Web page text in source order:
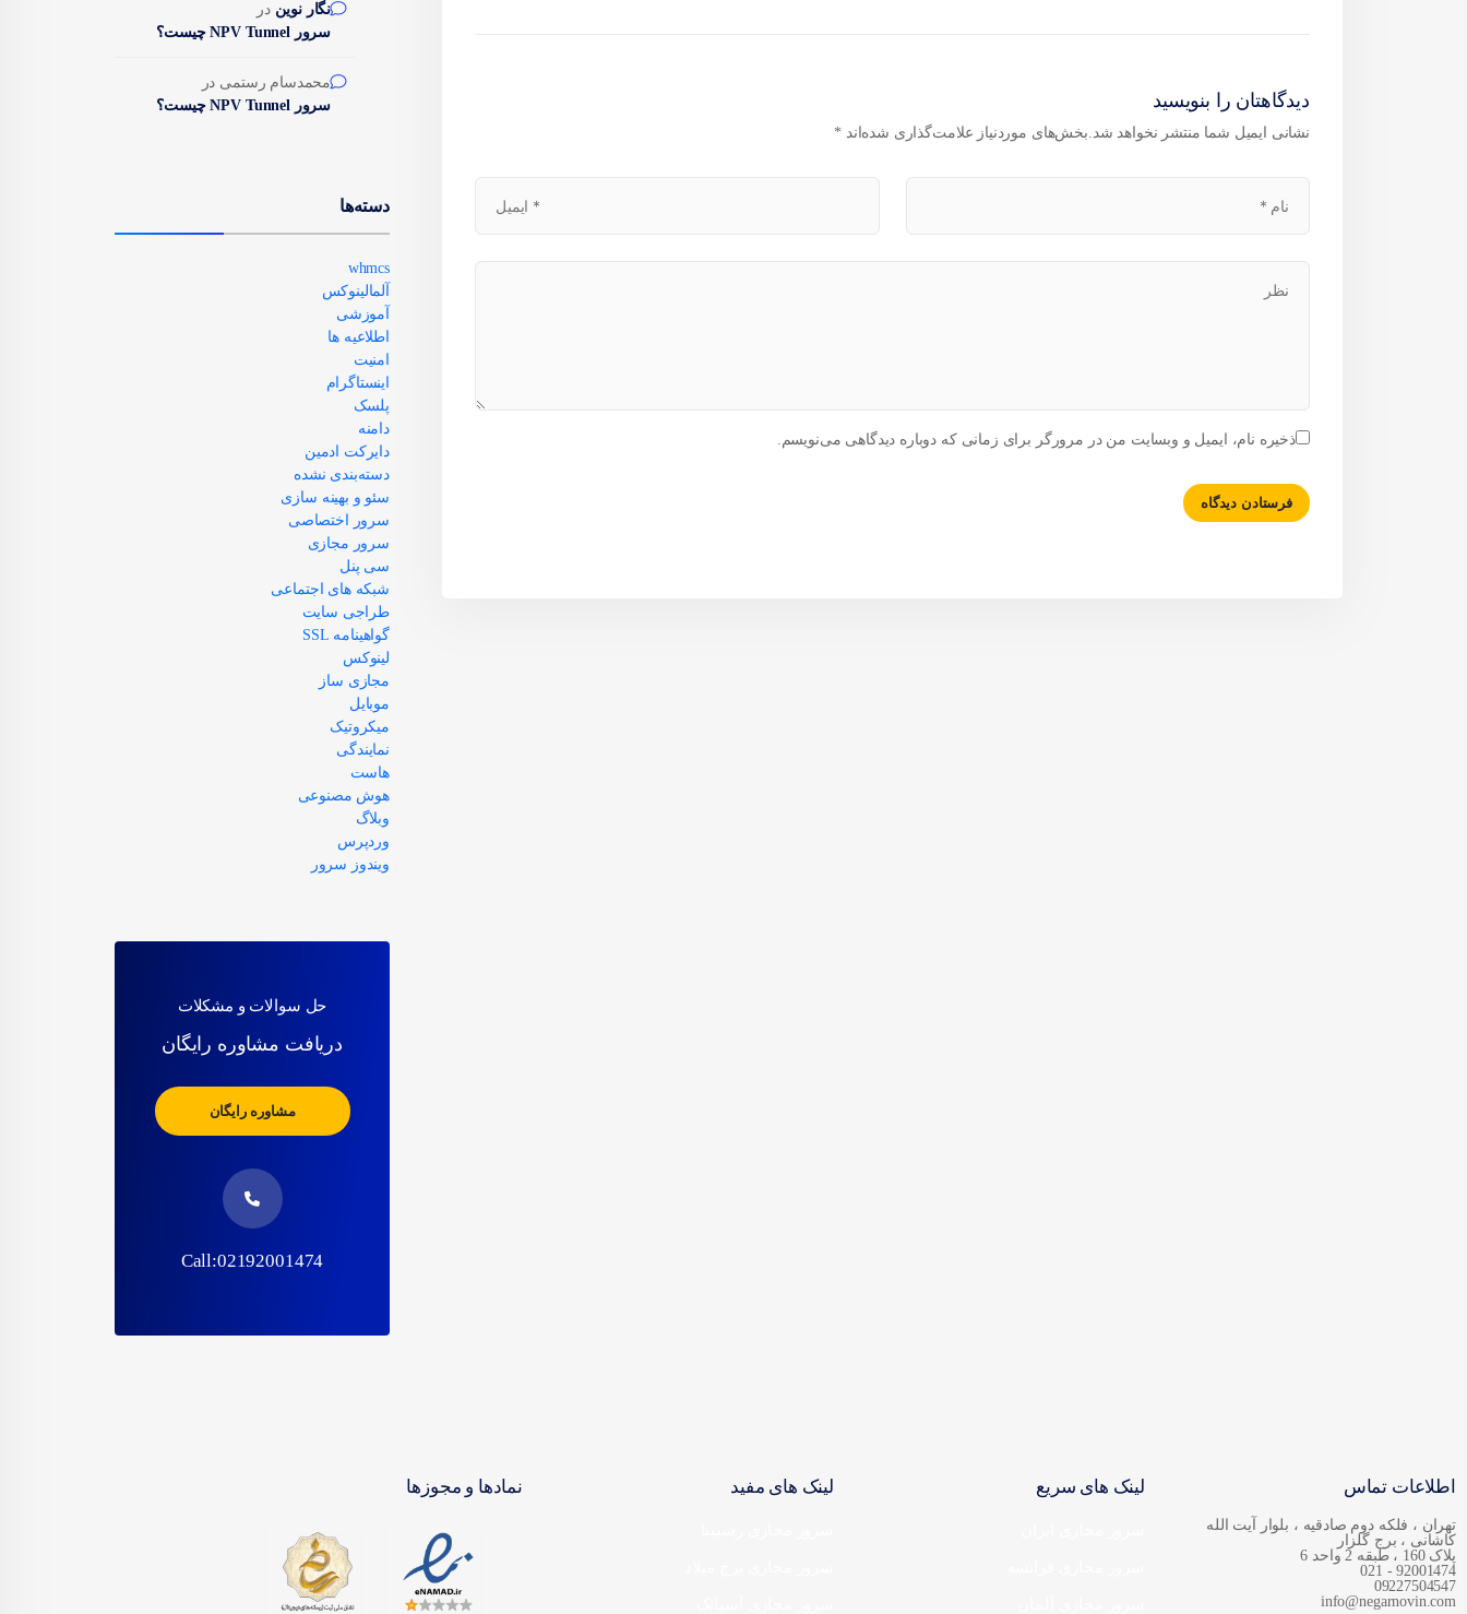
دیدگاهتان را بنویسید
نشانی ایمیل شما منتشر نخواهد شد.بخش‌های موردنیاز علامت‌گذاری شده‌اند *
ذخیره نام، ایمیل و وبسایت من در مرورگر برای زمانی که دوباره دیدگاهی می‌نویسم.
نگار نوین در
سرور NPV Tunnel چیست؟
محمدسام رستمی در
سرور NPV Tunnel چیست؟
دسته‌ها
whmcs
آلمالینوکس
آموزشی
اطلاعیه ها
امنیت
اینستاگرام
پلسک
دامنه
دایرکت ادمین
دسته‌بندی نشده
سئو و بهینه سازی
سرور اختصاصی
سرور مجازی
سی پنل
شبکه های اجتماعی
طراجی سایت
گواهینامه SSL
لینوکس
مجازی ساز
موبایل
میکروتیک
نمایندگی
هاست
هوش مصنوعی
وبلاگ
وردپرس
ویندوز سرور
حل سوالات و مشکلات
دریافت مشاوره رایگان
مشاوره رایگان
Call:02192001474
اطلاعات تماس
تهران ، فلکه دوم صادقیه ، بلوار آیت الله
کاشانی ، برج گلزار
پلاک 160 ، طبقه 2 واحد 6
92001474 - 021
09227504547
info@negarnovin.com
لینک های سریع لینک های مفید نمادها و مجوزها